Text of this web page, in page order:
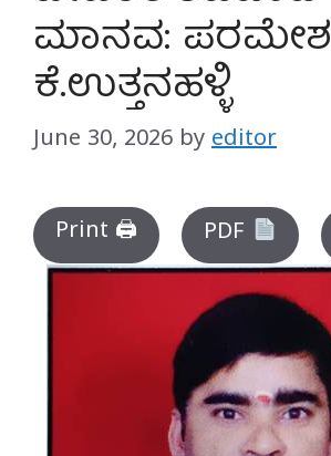
ಮಾನವ: ಪರಮೇಶ
ಕೆ.ಉತ್ತನಹಳ್ಳಿ
June 30, 2026 by editor
Print 🖨 PDF